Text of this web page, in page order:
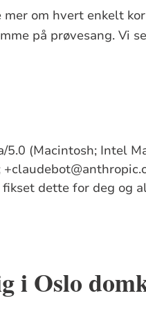
om hvert enkelt
på prøvesang. Vi
(Macintosh; Intel
dette for deg og
i Oslo